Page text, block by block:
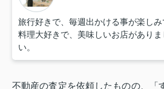
旅行好きで、毎週出かける事が楽し
料理大好きで、美味しいお店があり
い。
不動産の査定を依頼したものの、「